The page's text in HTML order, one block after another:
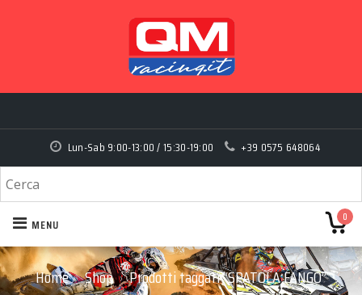
Lun-Sab 9:00-13:00 / 15:30-19:00 +39 0575 648064
0
MENU
Home › Shop › Prodotti taggati “SPATOLA FANGO”